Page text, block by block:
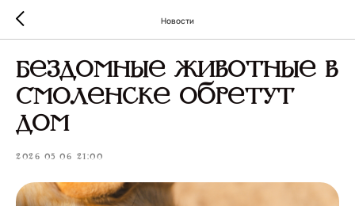
Новости
Бездомные животные в
Смоленске обретут
дом
2026-05-06 21:00